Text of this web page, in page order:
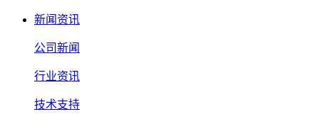
新闻资讯
公司新闻
行业资讯
技术支持